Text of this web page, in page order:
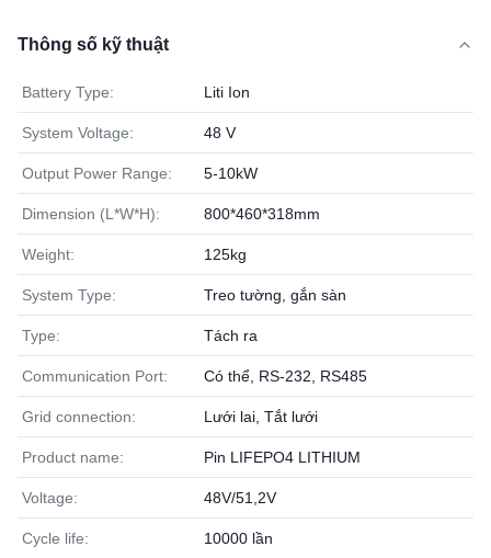
Thông số kỹ thuật
Battery Type: Liti Ion
System Voltage: 48 V
Output Power Range: 5-10kW
Dimension (L*W*H): 800*460*318mm
Weight: 125kg
System Type: Treo tường, gắn sàn
Type: Tách ra
Communication Port: Có thể, RS-232, RS485
Grid connection: Lưới lai, Tắt lưới
Product name: Pin LIFEPO4 LITHIUM
Voltage: 48V/51,2V
Cycle life: 10000 lần